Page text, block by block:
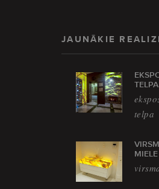
JAUNĀKIE
TELPA
telpa
MIELE